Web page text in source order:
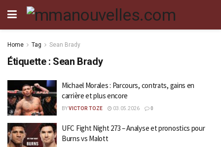
Home Tag Sean Brady
Étiquette : Sean Brady
Michael Morales : Parcours, contrats, gains en
carrière et plus encore
BYVICTOR TOZE 03.05.2026 0
UFC Fight Night 273 – Analyse et pronostics pour
Burns vs Malott